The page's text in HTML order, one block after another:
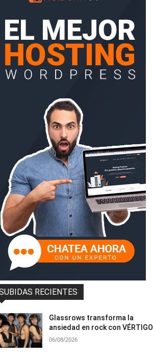
RECIENTES
Glassrows transforma la
ansiedad en rock con VÉRTIGO
06/08/2026